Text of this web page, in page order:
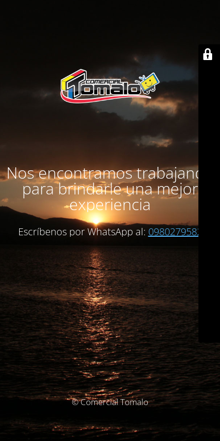
Nos encontramos trabajando
para brindarle una mejor
experiencia
Escríbenos por WhatsApp al: 0980279582
© Comercial Tomalo